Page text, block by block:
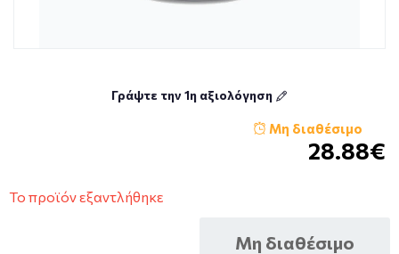
Γράψτε την 1η αξιολόγηση
Μη διαθέσιμο
28.88€
Το προϊόν εξαντλήθηκε
Μη διαθέσιμο